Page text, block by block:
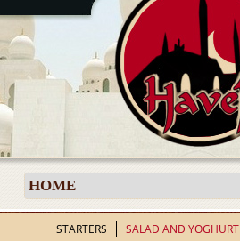
STARTERS SALAD AND YOGHURT